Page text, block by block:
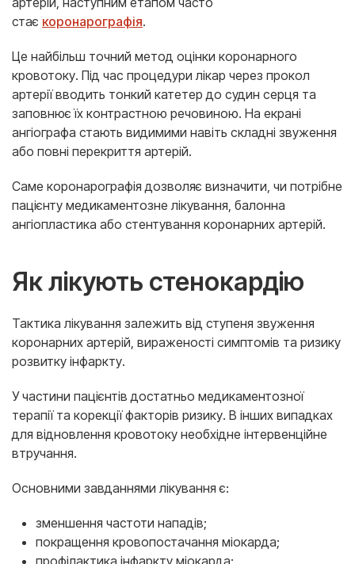
стає коронарографія.
Це найбільш точний метод оцінки коронарного
кровотоку. Під час процедури лікар через прокол
артерії вводить тонкий катетер до судин серця та
заповнює їх контрастною речовиною. На екрані
ангіографа стають видимими навіть складні звуження
або повні перекриття артерій.
Саме коронарографія дозволяє визначити, чи потрібне
пацієнту медикаментозне лікування, балонна
ангіопластика або стентування коронарних артерій.
Як лікують стенокардію
Тактика лікування залежить від ступеня звуження
коронарних артерій, вираженості симптомів та ризику
розвитку інфаркту.
У частини пацієнтів достатньо медикаментозної
терапії та корекції факторів ризику. В інших випадках
для відновлення кровотоку необхідне інтервенційне
втручання.
Основними завданнями лікування є:
зменшення частоти нападів;
покращення кровопостачання міокарда;